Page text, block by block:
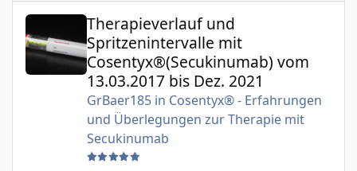
Therapieverlauf und Spritzenintervalle mit
Therapieverlauf und
Spritzenintervalle mit
Cosentyx®(Secukinumab) vom
13.03.2017 bis Dez. 2021
GrBaer185in Cosentyx® - Erfahrungen
und Überlegungen zur Therapie mit
Secukinumab